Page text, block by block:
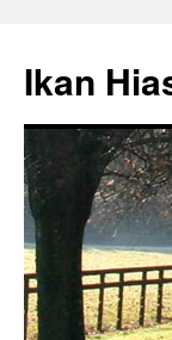
content
Ikan